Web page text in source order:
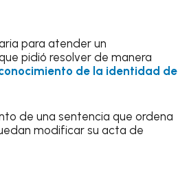
para atender un
pidió resolver de manera
de la identidad de
de una sentencia que ordena
modificar su acta de